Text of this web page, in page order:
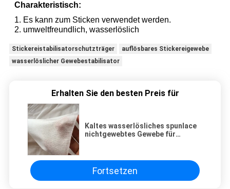
Charakteristisch:
1. Es kann zum Sticken verwendet werden.
2. umweltfreundlich, wasserlöslich
Stickereistabilisatorschutzträger
auflösbares Stickereigewebe
wasserlöslicher Gewebestabilisator
Erhalten Sie den besten Preis für
Kaltes wasserlösliches spunlace
nichtgewebtes Gewebe für
Fortsetzen